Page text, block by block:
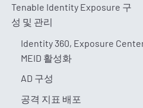
Tenable Identity Exposure 구
성 및 관리
Identity 360, Exposure
MEID 활성화
AD 구성
공격 지표 배포